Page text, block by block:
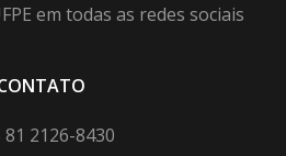
em todas as redes sociais
81 2126-8430